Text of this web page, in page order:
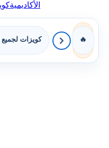
الأكاديمية
🔥 كويزات